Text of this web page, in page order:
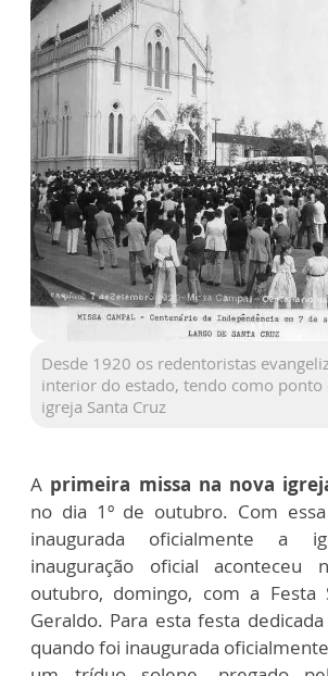
Desde 1920 os redentoristas
interior do estado, tendo como ponto
igreja Santa Cruz
A primeira missa na nova
no dia 1º de outubro. Com
inaugurada oficialmente a
inauguração oficial
outubro, domingo, com a Festa
Geraldo. Para esta festa
quando foi inaugurada